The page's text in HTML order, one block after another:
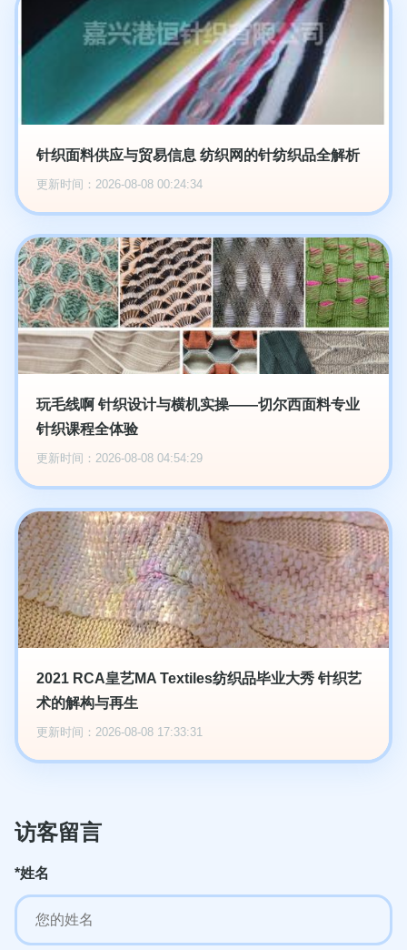
针织面料供应与贸易信息 纺织网的针纺织品全解析
更新时间：2026-08-08 00:24:34
玩毛线啊 针织设计与横机实操——切尔西面料专业
针织课程全体验
更新时间：2026-08-08 04:54:29
2021 RCA皇艺MA Textiles纺织品毕业大秀 针织艺
术的解构与再生
更新时间：2026-08-08 17:33:31
访客留言
*姓名